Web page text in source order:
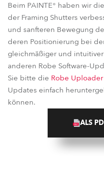
Beim PAINTE® haben wir
der Framing Shutters
und sanfteren Bewegung
deren Positionierung bei
gleichmäßiger und
anderen Robe Software-
Sie bitte die Robe Uploader
Updates einfach
können.
ALS